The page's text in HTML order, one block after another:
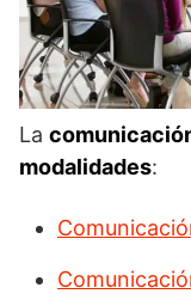
La
modalidades: